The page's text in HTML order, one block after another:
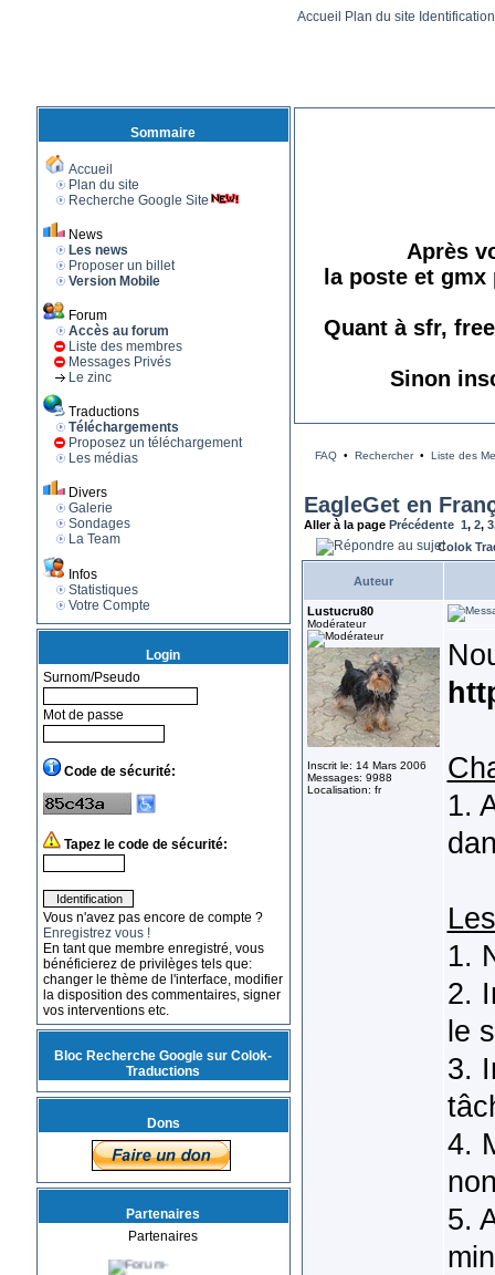
Accueil Plan du site
Sommaire
Accueil
Plan du site
Recherche Google Site
News
Les news
Proposer un billet
Version Mobile
Forum
Accès au forum
Liste des membres
Messages Privés
Le zinc
Traductions
Téléchargements
Proposez un téléchargement
Les médias
Divers
Galerie
Sondages
La Team
Infos
Statistiques
Votre Compte
Login
Surnom/Pseudo
Mot de passe
Code de sécurité:
Tapez le code de sécurité:
Vous n'avez pas encore de compte ?
Enregistrez vous !
En tant que membre enregistré, vous
bénéficierez de privilèges tels que:
changer le thème de l'interface, modifier
la disposition des commentaires, signer
vos interventions etc.
Bloc Recherche Google sur Colok-
Traductions
Dons
Partenaires
Partenaires
Après
la poste et
Quant à sfr,
Sinon
FAQ• Rechercher• Liste des
EagleGet en
Aller à la page Précédente 1, 2, 3
Colok
Auteur
Lustucru80
Modérateur
Inscrit le: 14 Mars 2006
Messages: 9988
Localisation: fr
1.
1.
2.
le
3.
4.
5.